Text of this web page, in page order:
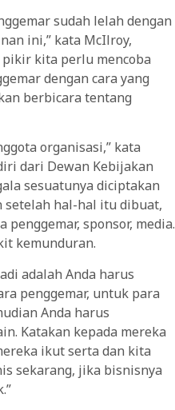
sudah lelah dengan
ini,” kata McIlroy,
pikir kita perlu mencoba
dengan cara yang
berbicara tentang
organisasi,” kata
dari Dewan Kebijakan
sesuatunya diciptakan
setelah hal-hal itu dibuat,
sponsor, media.
kemunduran.
adalah Anda harus
penggemar, untuk para
Anda harus
Katakan kepada mereka
ikut serta dan kita
sekarang, jika bisnisnya